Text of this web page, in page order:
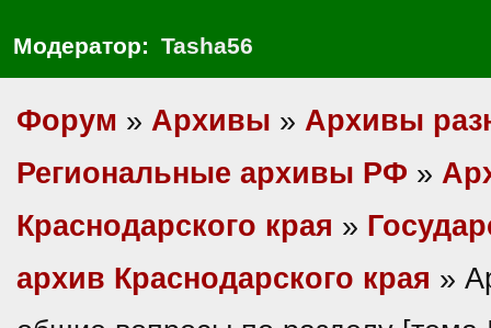
Модератор: Tasha56
Форум » Архивы » Архивы
Региональные архивы РФ »
Краснодарского края »
архив Краснодарского края »